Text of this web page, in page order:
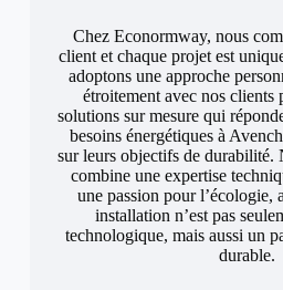
Chez Econormway, nous
client et chaque projet est
adoptons une approche
étroitement avec nos clients
solutions sur mesure qui
besoins énergétiques à
sur leurs objectifs de durabilité.
combine une expertise
une passion pour l’écologie,
installation n’est pas
technologique, mais aussi un
durable.